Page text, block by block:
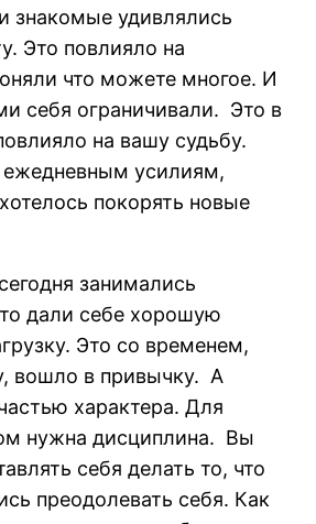
знакомые удивлялись
Это повлияло на
что можете многое. И
себя ограничивали. Это в
на вашу судьбу.
ежедневным усилиям,
покорять новые
занимались
дали себе хорошую
Это со временем,
вошло в привычку. А
характера. Для
нужна дисциплина. Вы
себя делать то, что
преодолевать себя. Как